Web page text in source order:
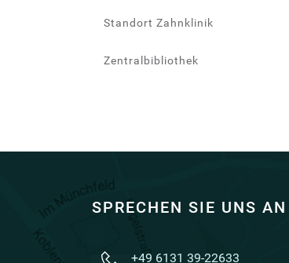
Standort Zahnklinik
Zentralbibliothek
SPRECHEN SIE UNS AN
+49 6131 39-22633